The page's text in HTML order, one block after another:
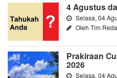
4 Agustus
Selasa, 04
Oleh Tim
Prakiraan
2026
Selasa, 04